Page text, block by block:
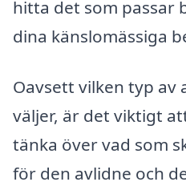
hitta det som passar
dina känslomässiga
Oavsett vilken typ av
väljer, är det viktigt
tänka över vad som
för den avlidne och